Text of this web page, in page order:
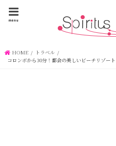
menu
HOME
トラベル
コロンボから30分！都会の美しいビーチリゾー